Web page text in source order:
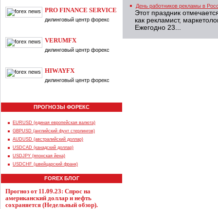
PRO FINANCE SERVICE
дилинговый центр форекс
VERUMFX
дилинговый центр форекс
HIWAYFX
дилинговый центр форекс
ПРОГНОЗЫ ФОРЕКС
EURUSD (единая европейская валюта)
GBPUSD (английский фунт стерлингов)
AUDUSD (австралийский доллар)
USDCAD (канадский доллар)
USDJPY (японская йена)
USDCHF (швейцарский франк)
FOREX БЛОГ
Прогноз от 11.09.23: Спрос на
американский доллар и нефть
сохраняется (Недельный обзор).
День работников рекламы в
Этот праздник
как рекламист,
Ежегодно 23...